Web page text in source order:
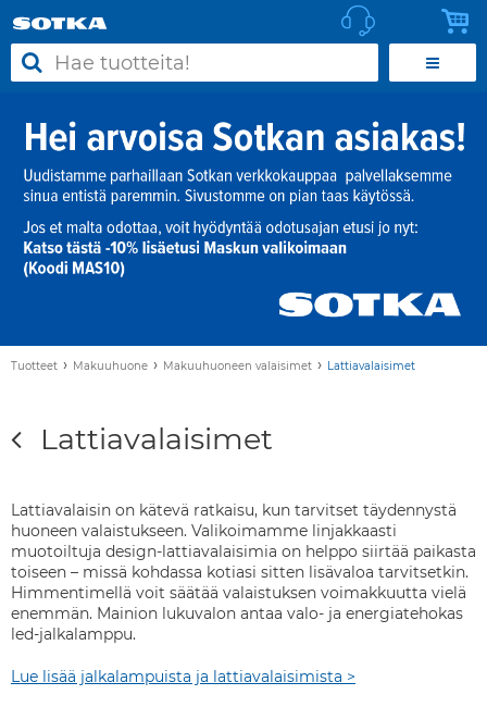
Tuotteet › Makuuhuone › Makuuhuoneen valaisimet › Lattiavalaisimet
Lattiavalaisimet
Lattiavalaisin on kätevä ratkaisu, kun tarvitset täydennystä
huoneen valaistukseen. Valikoimamme linjakkaasti
muotoiltuja design-lattiavalaisimia on helppo siirtää paikasta
toiseen – missä kohdassa kotiasi sitten lisävaloa tarvitsetkin.
Himmentimellä voit säätää valaistuksen voimakkuutta vielä
enemmän. Mainion lukuvalon antaa valo- ja energiatehokas
led-jalkalamppu.
Lue lisää jalkalampuista ja lattiavalaisimista >